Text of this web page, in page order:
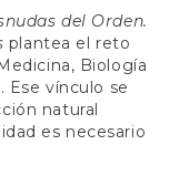
del Orden.
plantea el reto
Biología
Ese vínculo se
natural
es necesario